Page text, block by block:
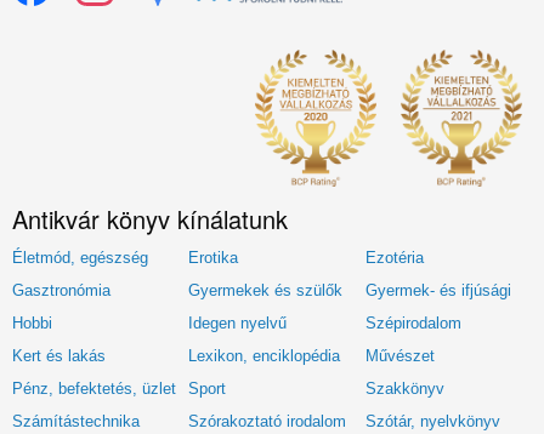
Antikvár könyv kínálatunk
Életmód, egészség Erotika
Ezotéria
Gasztronómia
Gyermekek és szülők
Gyermek- és ifjúsági
Hobbi
Idegen nyelvű
Szépirodalom
Kert és lakás
Lexikon, enciklopédia
Művészet
Pénz, befektetés, üzlet
Sport
Szakkönyv
Számítástechnika
Szórakoztató irodalom Szótár, nyelvkönyv